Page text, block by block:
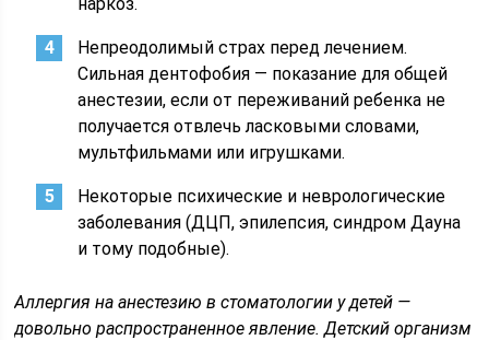
Непреодолимый страх перед лечением.
Сильная дентофобия — показание для общей
анестезии, если от переживаний ребенка не
получается отвлечь ласковыми словами,
мультфильмами или игрушками.
Некоторые психические и неврологические
заболевания (ДЦП, эпилепсия, синдром Дауна
и тому подобные).
Аллергия на анестезию в стоматологии у детей —
довольно распространенное явление. Детский организм